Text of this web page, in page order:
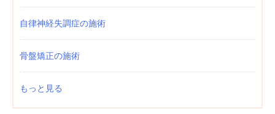
自律神経失調症の施術
骨盤矯正の施術
もっと見る